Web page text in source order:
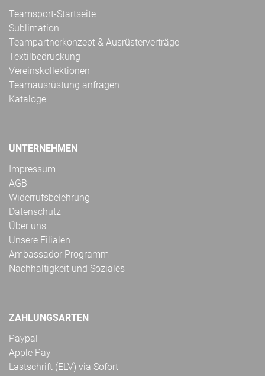
Teamsport-Startseite
Sublimation
Teampartnerkonzept & Ausrüsterverträge
Textilbedruckung
Vereinskollektionen
Teamausrüstung anfragen
Kataloge
UNTERNEHMEN
Impressum
AGB
Widerrufsbelehrung
Datenschutz
Über uns
Unsere Filialen
Ambassador Programm
Nachhaltigkeit und Soziales
ZAHLUNGSARTEN
Paypal
Apple Pay
Lastschrift (ELV) via Sofort